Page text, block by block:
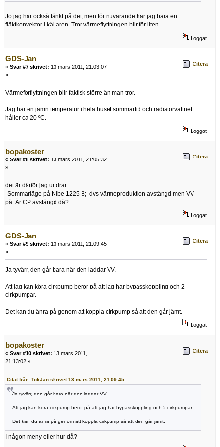
Jo jag har också tänkt på det, men för nuvarande har jag bara en
fläktkonvektor i källaren. Tror värmeflyttningen blir för liten.
Loggat
GDS-Jan
« Svar #7 skrivet: 13 mars 2011, 21:03:07
»
Citera
Värmeförflyttningen blir faktisk större än man tror.
Jag har en jämn temperatur i hela huset sommartid och radiatorvattnet
håller ca 20 ºC.
Loggat
bopakoster
« Svar #8 skrivet: 13 mars 2011, 21:05:32
»
Citera
det är därför jag undrar:
-Sommarläge på Nibe 1225-8; dvs värmeproduktion avstängd men VV
på. Är CP avstängd då?
Loggat
GDS-Jan
« Svar #9 skrivet: 13 mars 2011, 21:09:45
»
Citera
Ja tyvärr, den går bara när den laddar VV.
Att jag kan köra cirkpump beror på att jag har bypasskoppling och 2
cirkpumpar.
Det kan du änra på genom att koppla cirkpump så att den går jämt.
Loggat
bopakoster
« Svar #10 skrivet: 13 mars 2011,
21:13:02 »
Citera
Citat från: TokJan skrivet 13 mars 2011, 21:09:45
Ja tyvärr, den går bara när den laddar VV.
Att jag kan köra cirkpump beror på att jag har bypasskoppling och 2 cirkpumpar.
Det kan du änra på genom att koppla cirkpump så att den går jämt.
I någon meny eller hur då?